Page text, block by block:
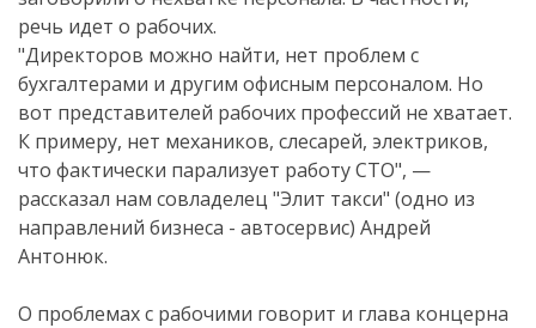
речь идет о рабочих.
"Директоров можно найти, нет проблем с
бухгалтерами и другим офисным персоналом. Но
вот представителей рабочих профессий не хватает.
К примеру, нет механиков, слесарей, электриков,
что фактически парализует работу СТО", —
рассказал нам совладелец "Элит такси" (одно из
направлений бизнеса - автосервис) Андрей
Антонюк.
О проблемах с рабочими говорит и глава концерна